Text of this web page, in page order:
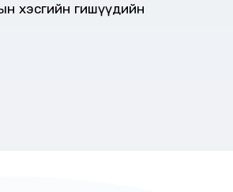
хэсгийн гишүүдийн